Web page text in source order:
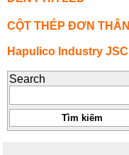
CỘT THÉP ĐƠN THÂN
Hapulico Industry JSC
Search